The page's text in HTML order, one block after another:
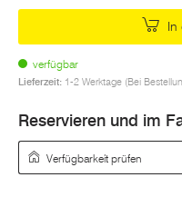
In
verfügbar
Lieferzeit: 1-2 Werktage (Bei
Reservieren und im